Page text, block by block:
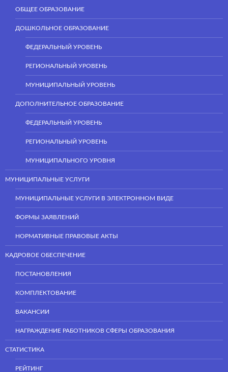
ОБЩЕЕ ОБРАЗОВАНИЕ
ДОШКОЛЬНОЕ ОБРАЗОВАНИЕ
ФЕДЕРАЛЬНЫЙ УРОВЕНЬ
РЕГИОНАЛЬНЫЙ УРОВЕНЬ
МУНИЦИПАЛЬНЫЙ УРОВЕНЬ
ДОПОЛНИТЕЛЬНОЕ ОБРАЗОВАНИЕ
ФЕДЕРАЛЬНЫЙ УРОВЕНЬ
РЕГИОНАЛЬНЫЙ УРОВЕНЬ
МУНИЦИПАЛЬНОГО УРОВНЯ
МУНИЦИПАЛЬНЫЕ УСЛУГИ
МУНИЦИПАЛЬНЫЕ УСЛУГИ В ЭЛЕКТРОННОМ ВИДЕ
ФОРМЫ ЗАЯВЛЕНИЙ
НОРМАТИВНЫЕ ПРАВОВЫЕ АКТЫ
КАДРОВОЕ ОБЕСПЕЧЕНИЕ
ПОСТАНОВЛЕНИЯ
КОМПЛЕКТОВАНИЕ
ВАКАНСИИ
НАГРАЖДЕНИЕ РАБОТНИКОВ СФЕРЫ ОБРАЗОВАНИЯ
СТАТИСТИКА
РЕЙТИНГ